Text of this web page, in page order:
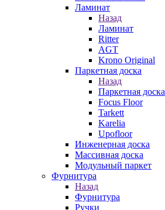
Ламинат
Назад
Ламинат
Ritter
AGT
Krono Original
Паркетная доска
Назад
Паркетная доска
Focus Floor
Tarkett
Karelia
Upofloor
Инженерная доска
Массивная доска
Модульный паркет
Фурнитура
Назад
Фурнитура
Ручки